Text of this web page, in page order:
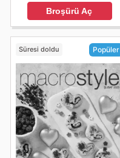
Broşürü Aç
Süresi doldu Popüler